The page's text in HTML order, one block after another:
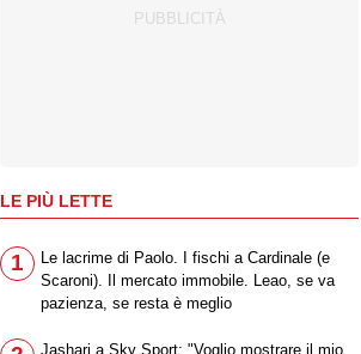
LE PIÙ LETTE
1
Le lacrime di Paolo. I fischi a Cardinale (e
Scaroni). Il mercato immobile. Leao, se va
pazienza, se resta è meglio
Jashari a Sky Sport: "Voglio mostrare il mio